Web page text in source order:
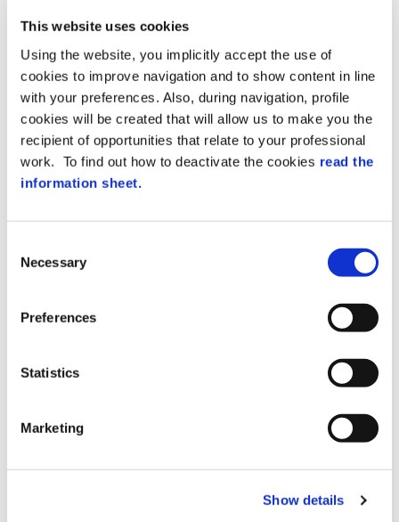
This website uses cookies
Using the website, you implicitly accept the use of
cookies to improve navigation and to show content in line
with your preferences. Also, during navigation, profile
cookies will be created that will allow us to make you the
recipient of opportunities that relate to your professional
work. To find out how to deactivate the cookies read the
information sheet.
Necessary
Preferences
Statistics
Marketing
Show details
Spazi di archiviazione e feature
tua impresa.